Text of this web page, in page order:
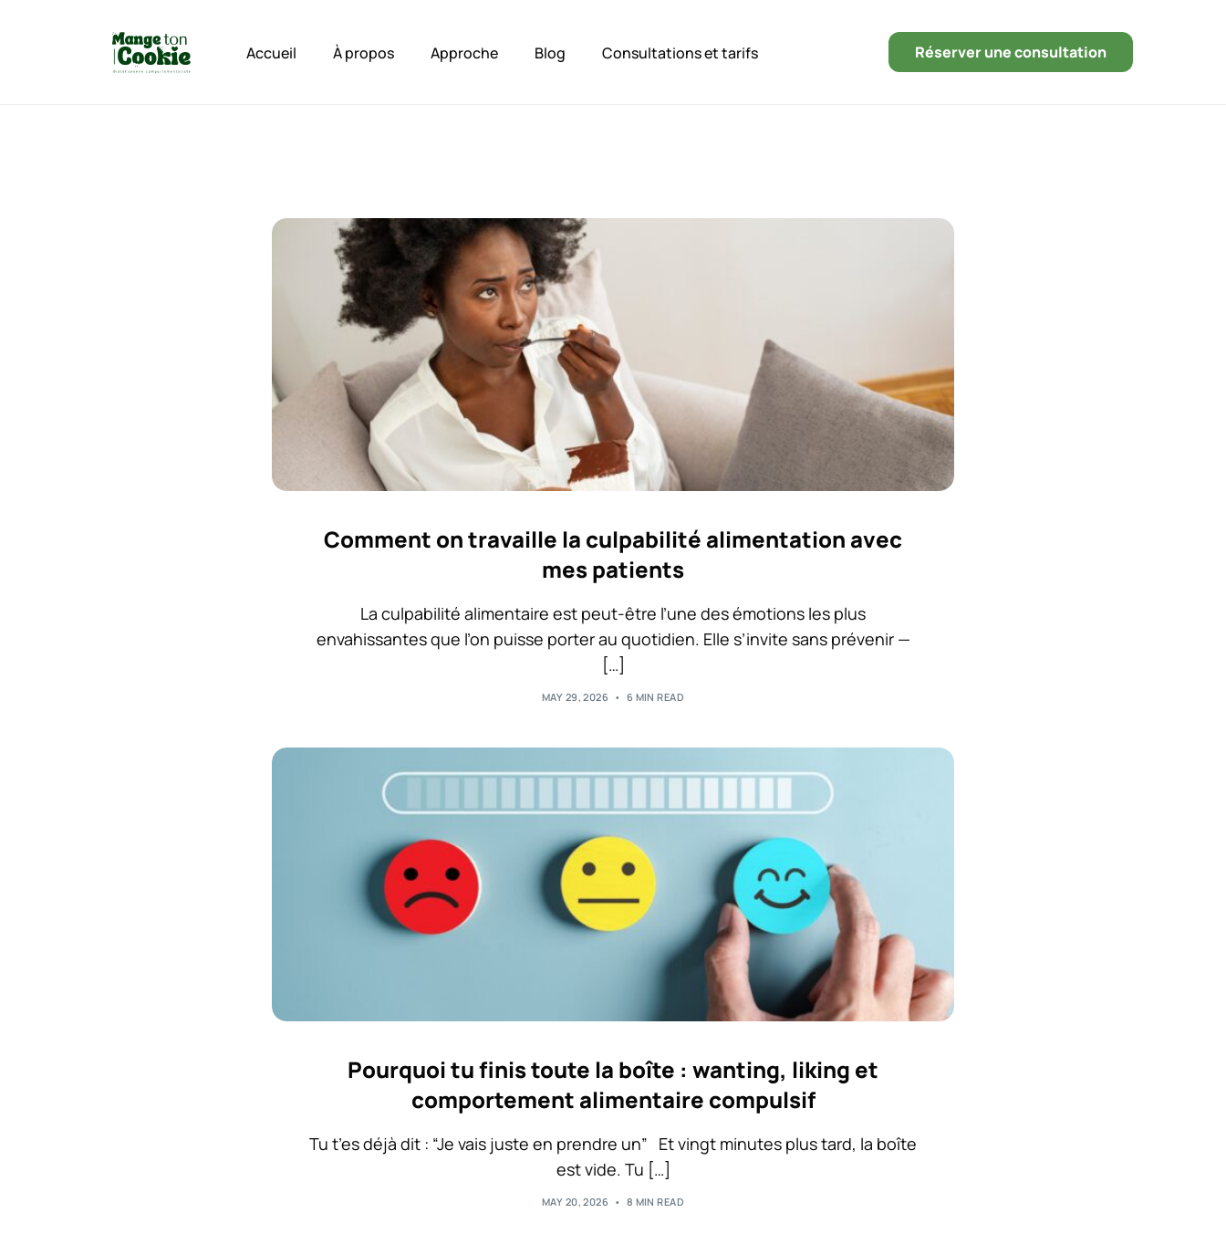
Accueil À propos Approche Blog Consultations et tarifs Réserver une consultation
Comment on travaille la culpabilité alimentation avec
mes patients
La culpabilité alimentaire est peut-être l’une des émotions les plus
envahissantes que l’on puisse porter au quotidien. Elle s’invite sans prévenir —
[…]
MAY 29, 2026 6 MIN READ
Pourquoi tu finis toute la boîte : wanting, liking et
comportement alimentaire compulsif
Tu t’es déjà dit : “Je vais juste en prendre un” Et vingt minutes plus tard, la boîte
est vide. Tu […]
MAY 20, 2026 8 MIN READ